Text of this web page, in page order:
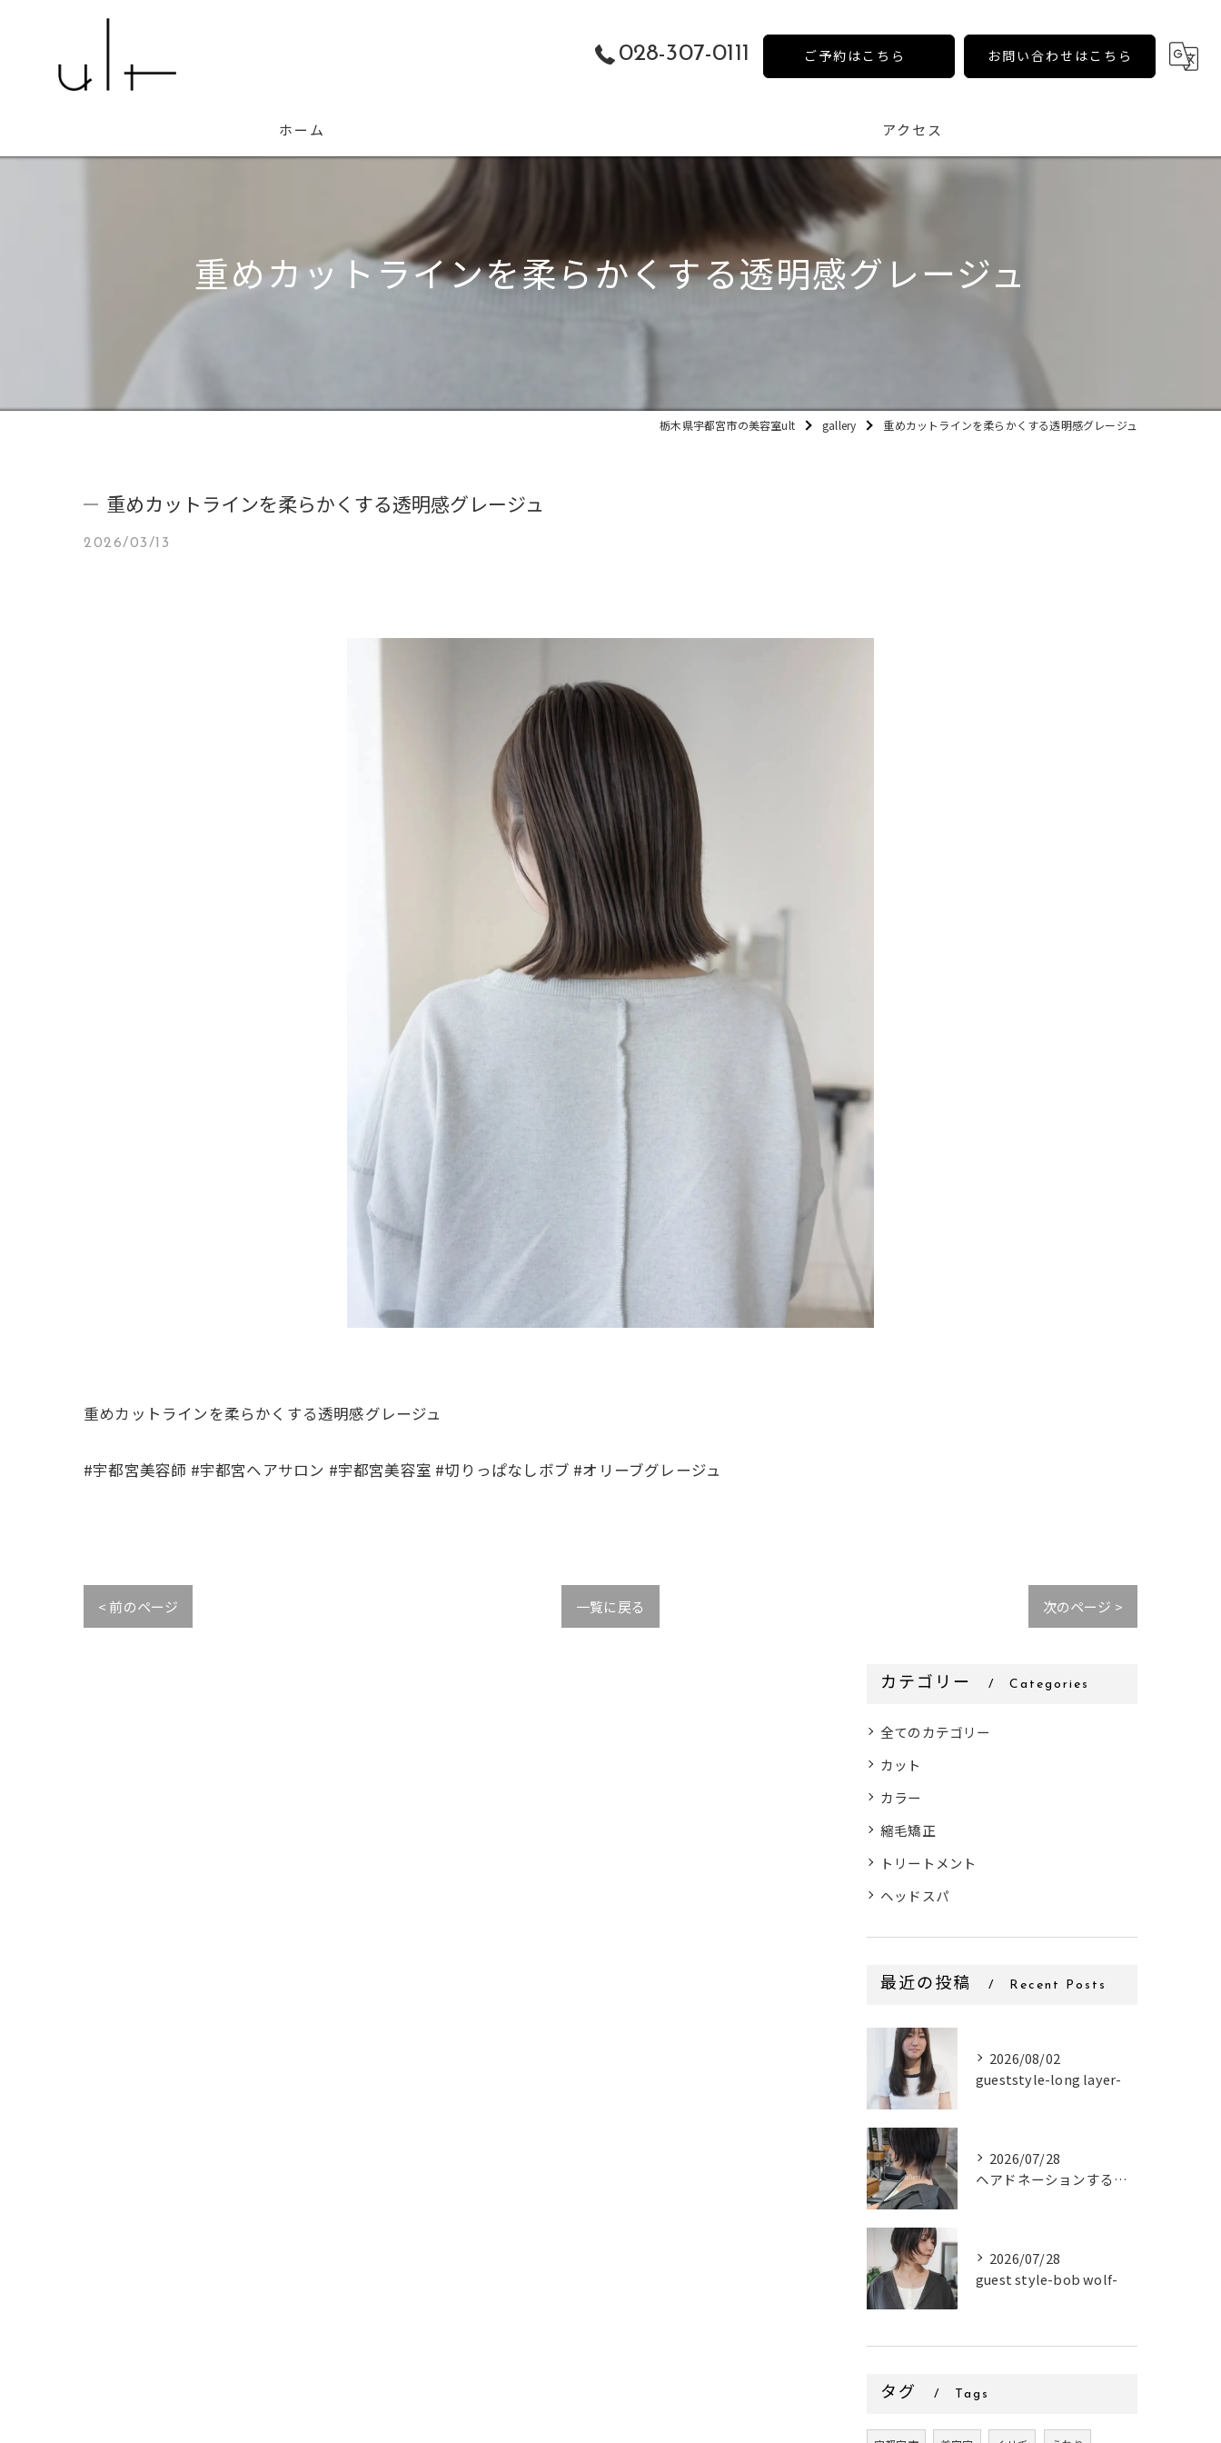
028-307-0111 ご予約はこちら お問い合わせはこちら
ホーム アクセス
重めカットラインを柔らかくする透明感グレージュ
栃木県宇都宮市の美容室ult gallery 重めカットラインを柔らかくする透明感グレージュ
重めカットラインを柔らかくする透明感グレージュ
2026/03/13
重めカットラインを柔らかくする透明感グレージュ
#宇都宮美容師 #宇都宮ヘアサロン #宇都宮美容室 #切りっぱなしボブ #オリーブグレージュ
< 前のページ 一覧に戻る 次のページ >
カテゴリー Categories
全てのカテゴリー
カット
カラー
縮毛矯正
トリートメント
ヘッドスパ
最近の投稿 Recent Posts
2026/08/02
gueststyle-long layer-
2026/07/28
ヘアドネーションするお客様✂
2026/07/28
guest style-bob wolf-
タグ Tags